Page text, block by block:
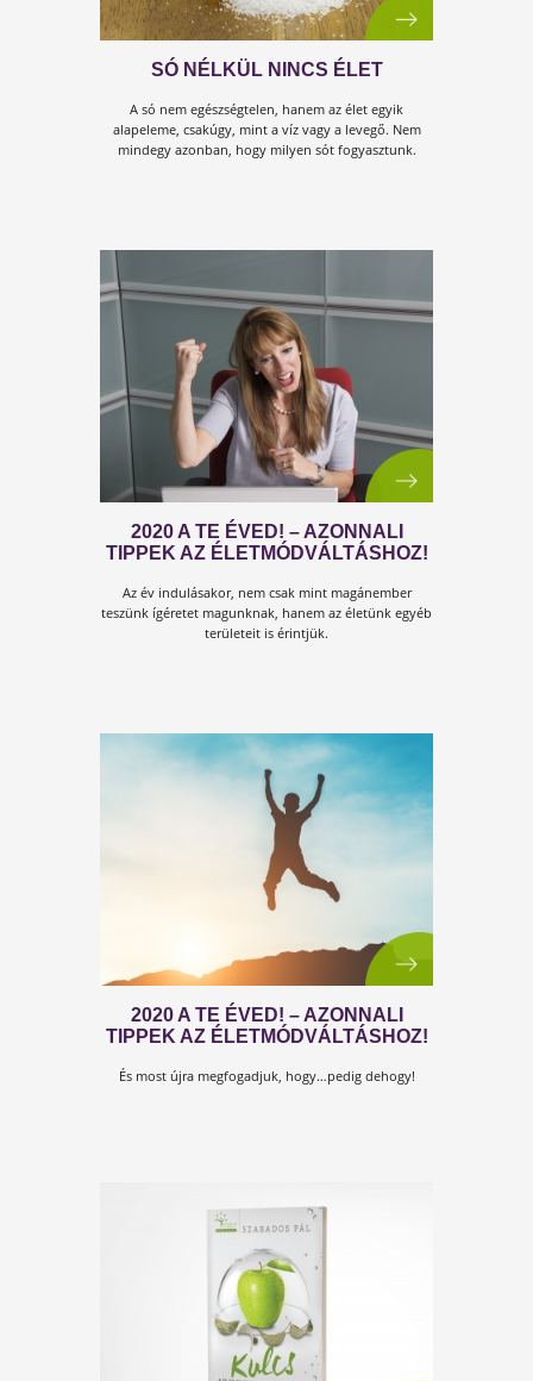
A C-VITAMIN HIÁNY 10 TÜNETE,
AMELYRE ODA KELL FIGYELNI!
Az orvosok szerint nem csak akkor hasznos a C-vitamin,
mikor meg vagy hűlve, vagy az influenza ledöntött a
kiemelkedő szerepet.
ÉLETMÓDVÁLTÁSHOZ